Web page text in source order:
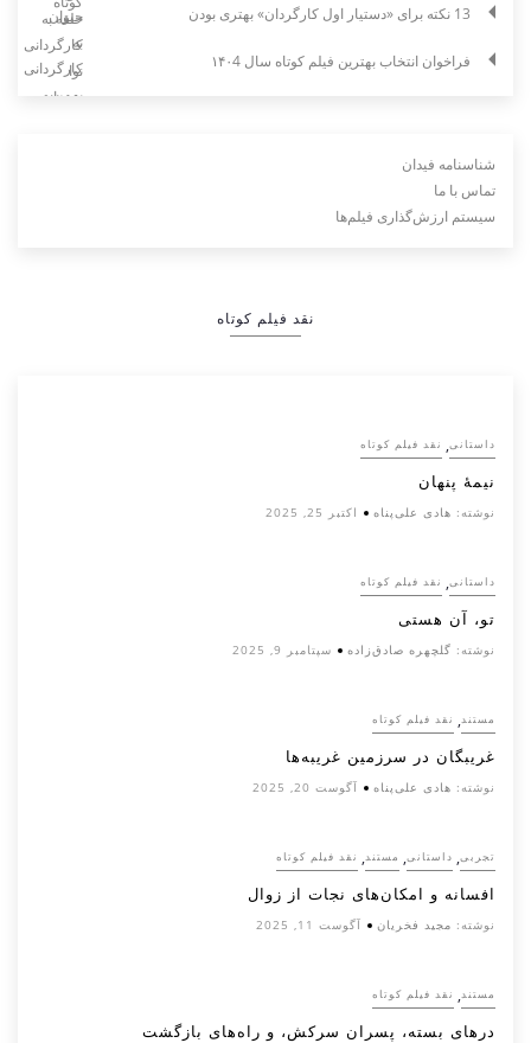
13 نکته برای «دستیار اول کارگردان» بهتری بودن
فراخوان انتخاب بهترین فیلم کوتاه سال ۱۴۰4
شناسنامه فیدان
تماس با ما
سیستم ارزش‌گذاری فیلم‌ها
نقد فیلم کوتاه
داستانی, نقد فیلم کوتاه
نیمۀ پنهان
نوشته: هادی علی‌پناه اکتبر 25, 2025
داستانی, نقد فیلم کوتاه
تو، آن هستی
نوشته: گلچهره صادق‌زاده سپتامبر 9, 2025
مستند, نقد فیلم کوتاه
غریبگان در سرزمین غریبه‌ها
نوشته: هادی علی‌پناه آگوست 20, 2025
تجربی, داستانی, مستند, نقد فیلم کوتاه
افسانه‌ و امکان‌های نجات از زوال
نوشته: مجید فخریان آگوست 11, 2025
مستند, نقد فیلم کوتاه
درهای بسته، پسران سرکش، و راه‌های بازگشت